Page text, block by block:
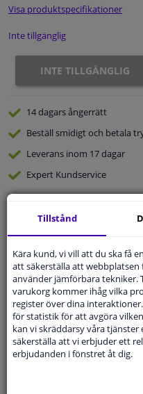
Sensorer & Elsystem
Visa produktspecifikationer
Inte tillgänglig
INTE TILLGÄNGLIG
14 dagarsångerrätt
Beställ smidigt och betala
Leverans inom 17 dagar
Expert Kundservice
Kundservice:
Modellmatchande
Fyll i ditt
Tillstånd
Kära kund, vi vill att du ska få
att säkerställa att
använder jämförbara tekniker.
varukorg kommer ihåg vilka
register över dina
för statistik för att avgöra
kan vi skräddarsy våra
säkerställa att vi erbjuder ett
erbjudanden i fönstret åt dig.